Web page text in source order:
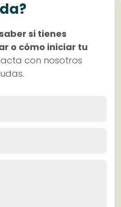
si tienes
o cómo iniciar tu
con nosotros